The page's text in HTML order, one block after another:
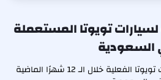
في ابتداءً من
لسيارات تويوتا المستعملة
استنادًا إلى معاملات سيارات تويوتا الفعلية خلال الـ 12 شهرًا الماضية